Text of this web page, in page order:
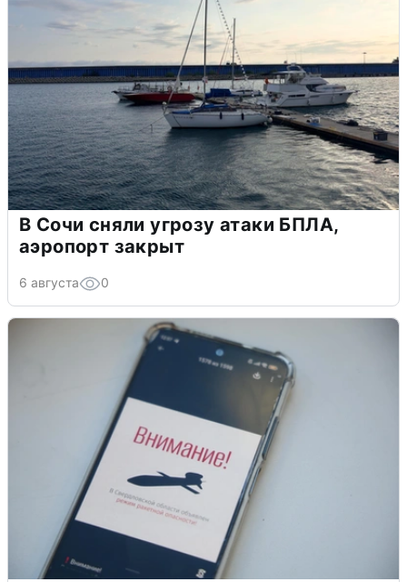
В Сочи сняли угрозу атаки БПЛА,
аэропорт закрыт
6 августа 0